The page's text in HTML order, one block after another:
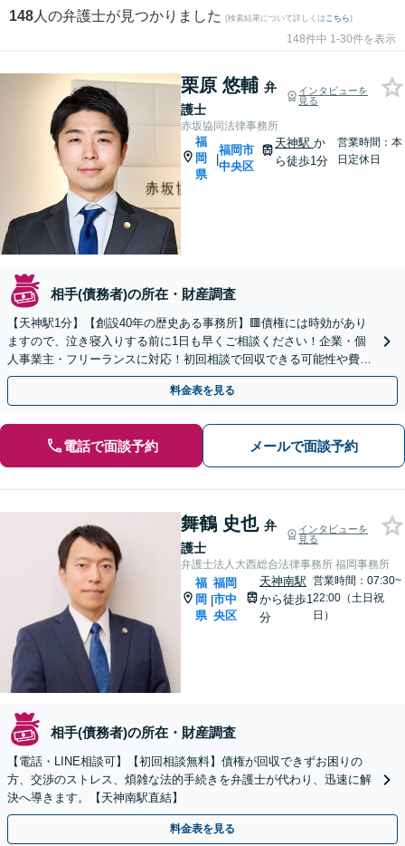
148 人の弁護士が見つかりました (検索結果について詳しくは こちら)
148件中 1-30件を表示
栗原 悠輔 弁
護士
インタビューを
見る
赤坂協同法律事務所
福
岡
県
|
福岡市
中央区
天神駅 か
ら徒歩1分
営業時間：本
日定休日
相手(債務者)の所在・財産調査
【天神駅1分】【創設40年の歴史ある事務所】🟥債権には時効があり
ますので、泣き寝入りする前に1日も早くご相談ください！企業・個
人事業主・フリーランスに対応！初回相談で回収できる可能性や費用
などをご説明します【夜間・休日対応可】
料金表を見る
電話で面談予約 メールで面談予約
舞鶴 史也 弁
護士
インタビューを
見る
弁護士法人大西総合法律事務所 福岡事務所
福
岡
県
|
福岡
市中
央区
天神南駅
から徒歩1
分
営業時間：07:30~
22:00（土日祝
日）
相手(債務者)の所在・財産調査
【電話・LINE相談可】【初回相談無料】債権が回収できずお困りの
方、交渉のストレス、煩雑な法的手続きを弁護士が代わり、迅速に解
決へ導きます。【天神南駅直結】
料金表を見る